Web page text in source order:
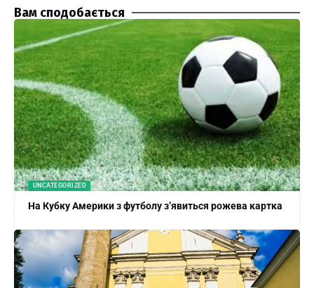
Вам сподобається
UNCATEGORIZED
На Кубку Америки з футболу з’явиться рожева картка